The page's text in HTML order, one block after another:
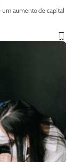
um aumento de capital